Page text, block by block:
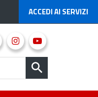
ACCEDI AI SERVIZI